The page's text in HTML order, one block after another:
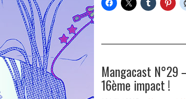
Mangacast N°29
16ème impact !